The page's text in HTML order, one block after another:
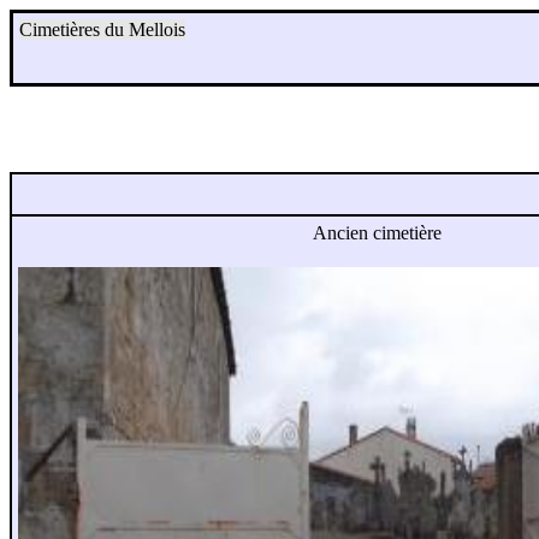
Cimetières du Mellois
Ancien cimetière